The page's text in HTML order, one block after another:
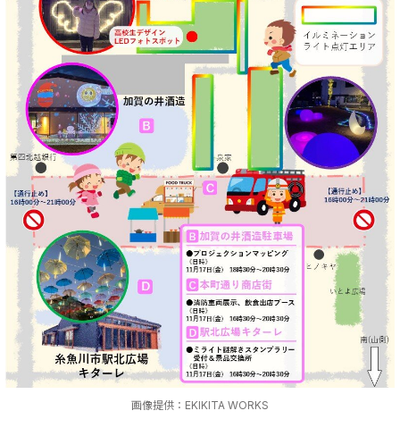
画像提供：EKIKITA WORKS